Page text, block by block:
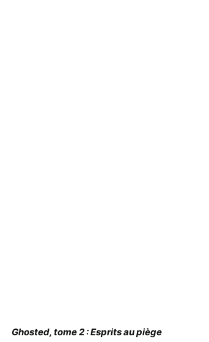
Ghosted, tome 2 : Esprits au piège